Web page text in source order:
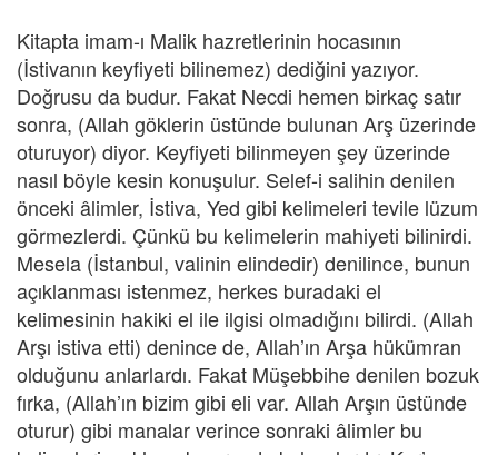
Kitapta imam-ı Malik hazretlerinin hocasının
(İstivanın keyfiyeti bilinemez) dediğini yazıyor.
Doğrusu da budur. Fakat Necdi hemen birkaç satır
sonra, (Allah göklerin üstünde bulunan Arş üzerinde
oturuyor) diyor. Keyfiyeti bilinmeyen şey üzerinde
nasıl böyle kesin konuşulur. Selef-i salihin denilen
önceki âlimler, İstiva, Yed gibi kelimeleri tevile lüzum
görmezlerdi. Çünkü bu kelimelerin mahiyeti bilinirdi.
Mesela (İstanbul, valinin elindedir) denilince, bunun
açıklanması istenmez, herkes buradaki el
kelimesinin hakiki el ile ilgisi olmadığını bilirdi. (Allah
Arşı istiva etti) denince de, Allah’ın Arşa hükümran
olduğunu anlarlardı. Fakat Müşebbihe denilen bozuk
fırka, (Allah’ın bizim gibi eli var. Allah Arşın üstünde
oturur) gibi manalar verince sonraki âlimler bu